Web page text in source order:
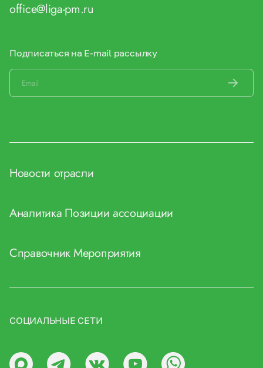
office@liga-pm.ru
Подписаться на E-mail рассылку
Новости отрасли
Аналитика Позиции ассоциации
СправочникМероприятия
СОЦИАЛЬНЫЕ СЕТИ